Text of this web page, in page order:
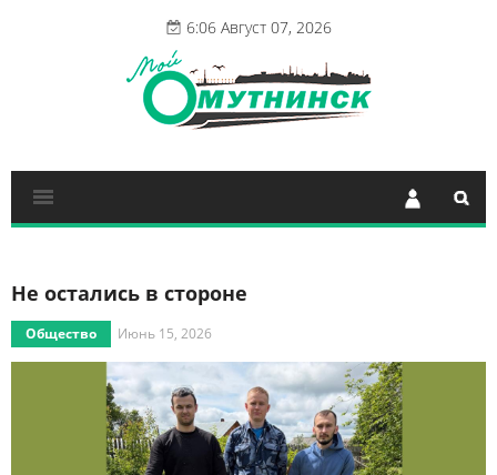
6:06 Август 07, 2026
Не остались в стороне
Общество Июнь 15, 2026